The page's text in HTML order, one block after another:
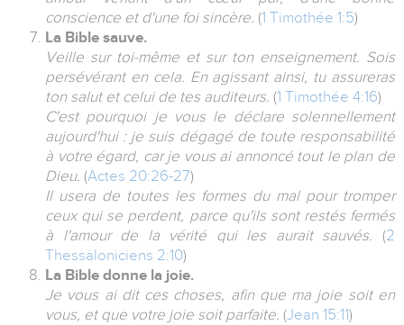
conscience et d'une foi sincère. (1 Timothée 1:5)
La Bible sauve.
Veille sur toi-même et sur ton enseignement. Sois
persévérant en cela. En agissant ainsi, tu assureras
ton salut et celui de tes auditeurs. (1 Timothée 4:16)
C'est pourquoi je vous le déclare solennellement
aujourd'hui : je suis dégagé de toute responsabilité
à votre égard, car je vous ai annoncé tout le plan de
Dieu. (Actes 20:26-27)
Il usera de toutes les formes du mal pour tromper
ceux qui se perdent, parce qu'ils sont restés fermés
à l'amour de la vérité qui les aurait sauvés. (2
Thessaloniciens 2:10)
La Bible donne la joie.
Je vous ai dit ces choses, afin que ma joie soit en
vous, et que votre joie soit parfaite. (Jean 15:11)